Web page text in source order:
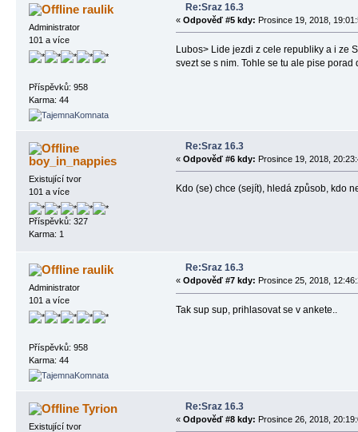
raulik
Administrator
101 a více
Příspěvků: 958
Karma: 44
Re:Sraz 16.3
« Odpověď #5 kdy: Prosince 19, 2018,
Lubos> Lide jezdi z cele republiky a i ze
svezt se s nim. Tohle se tu ale pise
boy_in_nappies
Existující tvor
101 a více
Příspěvků: 327
Karma: 1
Re:Sraz 16.3
« Odpověď #6 kdy: Prosince 19, 2018,
Kdo (se) chce (sejít), hledá způsob, kdo
raulik
Administrator
101 a více
Příspěvků: 958
Karma: 44
Re:Sraz 16.3
« Odpověď #7 kdy: Prosince 25, 2018,
Tak sup sup, prihlasovat se v ankete..
Tyrion
Existující tvor
Re:Sraz 16.3
« Odpověď #8 kdy: Prosince 26, 2018,